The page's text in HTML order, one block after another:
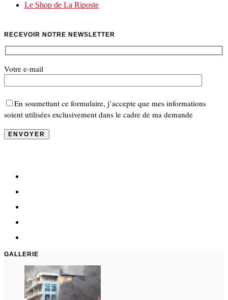
Le Shop de La Riposte
RECEVOIR NOTRE NEWSLETTER
Votre e-mail
En soumettant ce formulaire, j’accepte que mes informations
soient utilisées exclusivement dans le cadre de ma demande
GALLERIE